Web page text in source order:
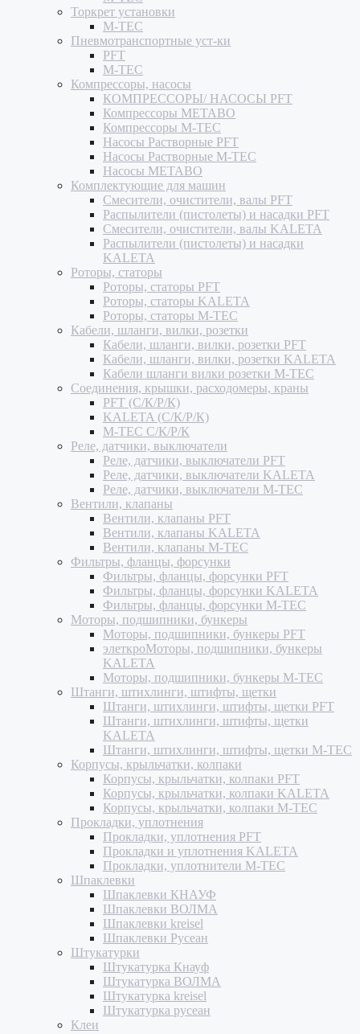
Торкрет установки
M-TEC
Пневмотранспортные уст-ки
PFT
M-TEC
Компрессоры, насосы
КОМПРЕССОРЫ/ НАСОСЫ PFT
Компрессоры METABO
Компрессоры M-TEC
Насосы Растворные PFT
Насосы Растворные M-TEC
Насосы METABO
Комплектующие для машин
Смесители, очистители, валы PFT
Распылители (пистолеты) и насадки PFT
Смесители, очистители, валы KALETA
Распылители (пистолеты) и насадки
KALETA
Роторы, статоры
Роторы, статоры PFT
Роторы, статоры KALETA
Роторы, статоры M-TEC
Кабели, шланги, вилки, розетки
Кабели, шланги, вилки, розетки PFT
Кабели, шланги, вилки, розетки KALETA
Кабели шланги вилки розетки M-TEC
Соединения, крышки, расходомеры, краны
PFT (С/К/Р/К)
KALETA (С/К/Р/К)
M-TEC С/К/Р/К
Реле, датчики, выключатели
Реле, датчики, выключатели PFT
Реле, датчики, выключатели KALETA
Реле, датчики, выключатели M-TEC
Вентили, клапаны
Вентили, клапаны PFT
Вентили, клапаны KALETA
Вентили, клапаны M-TEC
Фильтры, фланцы, форсунки
Фильтры, фланцы, форсунки PFT
Фильтры, фланцы, форсунки KALETA
Фильтры, фланцы, форсунки M-TEC
Моторы, подшипники, бункеры
Моторы, подшипники, бункеры PFT
элеткроМоторы, подшипники, бункеры
KALETA
Моторы, подшипники, бункеры M-TEC
Штанги, штихлинги, штифты, щетки
Штанги, штихлинги, штифты, щетки PFT
Штанги, штихлинги, штифты, щетки
KALETA
Штанги, штихлинги, штифты, щетки M-TEC
Корпусы, крыльчатки, колпаки
Корпусы, крыльчатки, колпаки PFT
Корпусы, крыльчатки, колпаки KALETA
Корпусы, крыльчатки, колпаки M-TEC
Прокладки, уплотнения
Прокладки, уплотнения PFT
Прокладки и уплотнения KALETA
Прокладки, уплотнители M-TEC
Шпаклевки
Шпаклевки КНАУФ
Шпаклевки ВОЛМА
Шпаклевки kreisel
Шпаклевки Русеан
Штукатурки
Штукатурка Кнауф
Штукатурка ВОЛМА
Штукатурка kreisel
Штукатурка русеан
Клеи